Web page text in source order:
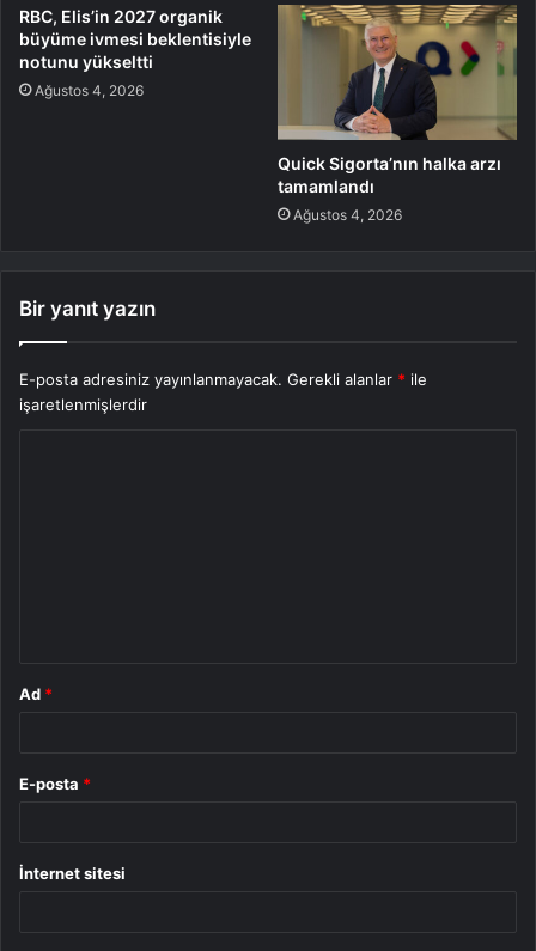
RBC, Elis’in 2027 organik
büyüme ivmesi beklentisiyle
notunu yükseltti
Ağustos 4, 2026
Quick Sigorta’nın halka arzı
tamamlandı
Ağustos 4, 2026
Bir yanıt yazın
E-posta adresiniz yayınlanmayacak. Gerekli alanlar * ile
işaretlenmişlerdir
Ad *
E-posta *
İnternet sitesi